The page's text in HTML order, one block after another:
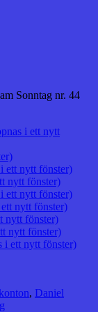
Sonntag nr. 44
i ett nytt
ett nytt fönster)
nytt fönster)
ett nytt fönster)
nytt fönster)
nytt fönster)
nytt fönster)
i ett nytt fönster)
, Daniel